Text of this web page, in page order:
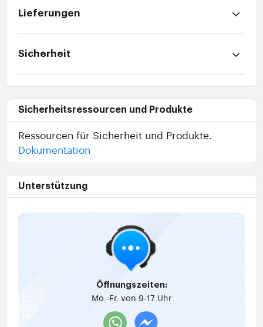
Lieferungen
Sicherheit
Sicherheitsressourcen und Produkte
Ressourcen für Sicherheit und Produkte.
Dokumentation
Unterstützung
Öffnungszeiten:
Mo.-Fr. von 9-17 Uhr